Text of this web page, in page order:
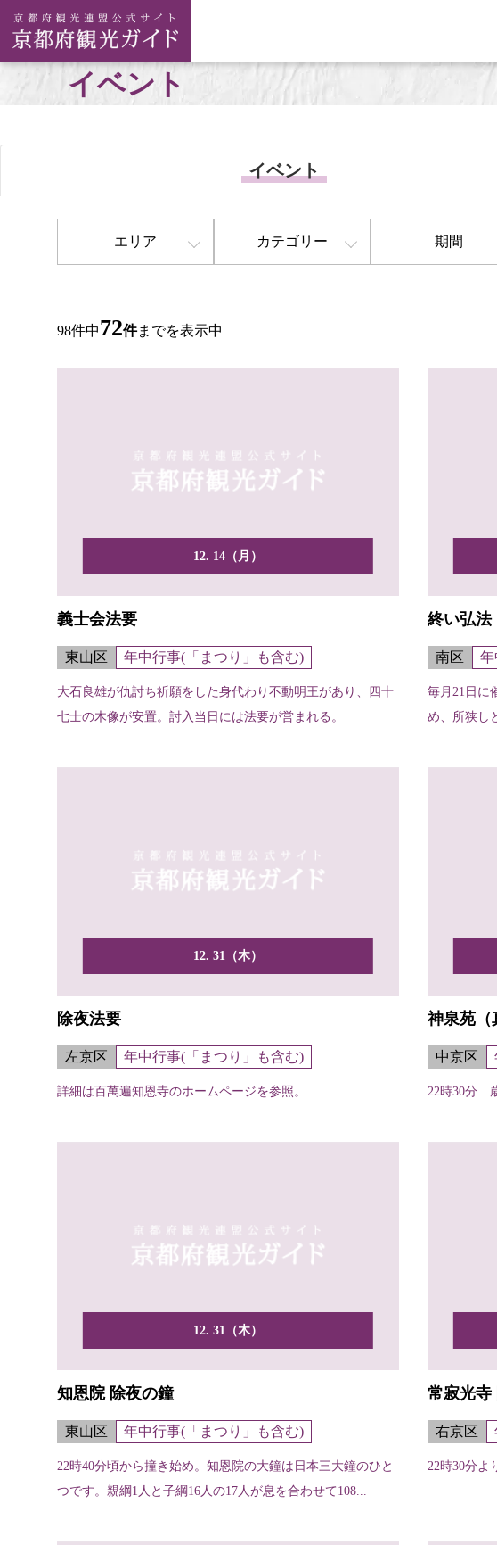
イベント
イベント
エリア カテゴリー 期間
98件中72件までを表示中
12. 14（月）
義士会法要
東山区 年中行事(「まつり」も含む)
大石良雄が仇討ち祈願をした身代わり不動明王があり、四十
七士の木像が安置。討入当日には法要が営まれる。
終い弘法
南区 年
毎月21日に
め、所狭し
12. 31（木）
除夜法要
左京区 年中行事(「まつり」も含む)
詳細は百萬遍知恩寺のホームページを参照。
神泉苑（
中京区
22時30分
12. 31（木）
知恩院 除夜の鐘
東山区 年中行事(「まつり」も含む)
22時40分頃から撞き始め。知恩院の大鐘は日本三大鐘のひと
つです。親綱1人と子綱16人の17人が息を合わせて108...
常寂光寺
右京区
22時30分よ